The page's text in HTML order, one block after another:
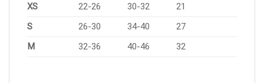
XS 22-26 30-32
21
S
26-30 34-40
27
M
32-36 40-46 32